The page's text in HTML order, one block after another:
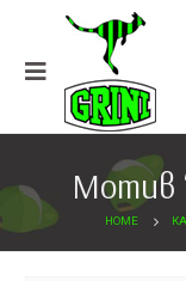
Мотив
HOME